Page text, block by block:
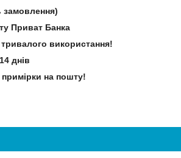
Приват Банка
використання!
днів
на пошту!